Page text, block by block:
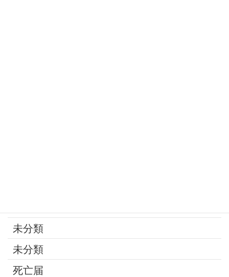
未分類
未分類
死亡届